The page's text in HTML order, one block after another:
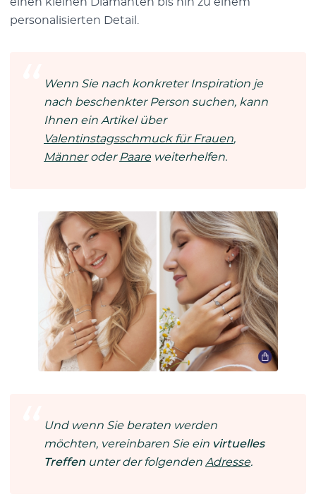
personalisierten Detail.
Wenn Sie nach konkreter Inspiration je
nach beschenkter Person suchen, kann
Ihnen ein Artikel über
Valentinstagsschmuck für Frauen,
Männeroder Paareweiterhelfen.
Und wenn Sie beraten werden
möchten, vereinbaren Sie ein virtuelles
Treffen unter der folgenden Adresse.